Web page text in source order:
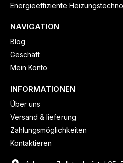
Energieeffiziente
NAVIGATION
Blog
Geschäft
Mein Konto
INFORMATIONEN
Über uns
Versand & lieferung
Zahlungsmöglichkeiten
Kontaktieren